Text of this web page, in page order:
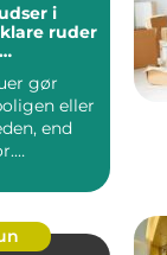
i
ruder
gør
eller
end